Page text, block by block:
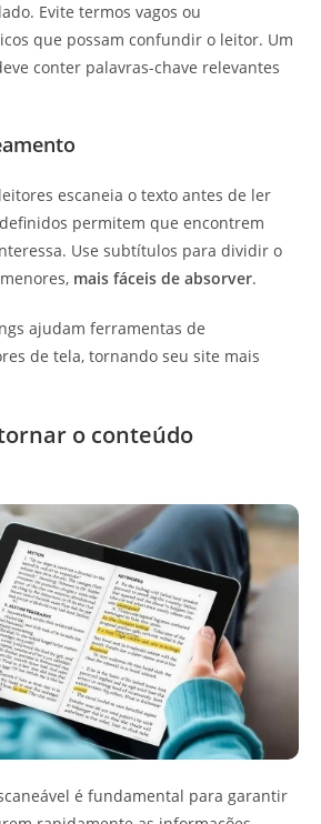
Evite termos vagos ou
que possam confundir o leitor. Um
conter palavras-chave relevantes
escaneia o texto antes de ler
permitem que encontrem
Use subtítulos para dividir o
mais fáceis de absorver.
ajudam ferramentas de
de tela, tornando seu site mais
o conteúdo
é fundamental para garantir